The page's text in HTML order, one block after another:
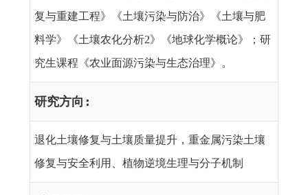
复与重建工程》《土壤污染与防治》《土壤与肥
料学》《土壤农化分析2》《地球化学概论》；研
究生课程《农业面源污染与生态治理》。
研究方向 :
退化土壤修复与土壤质量提升，重金属污染土壤
修复与安全利用、植物逆境生理与分子机制